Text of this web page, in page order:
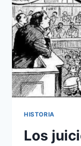
HISTORIA
Los